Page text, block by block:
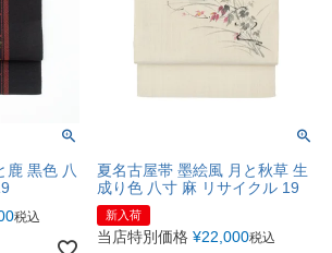
鹿 黒色 八
税込
夏名古屋帯 墨絵風 月と秋草 生
成り色 八寸 麻 リサイクル 19
新入荷
当店特別価格 ¥22,000税込